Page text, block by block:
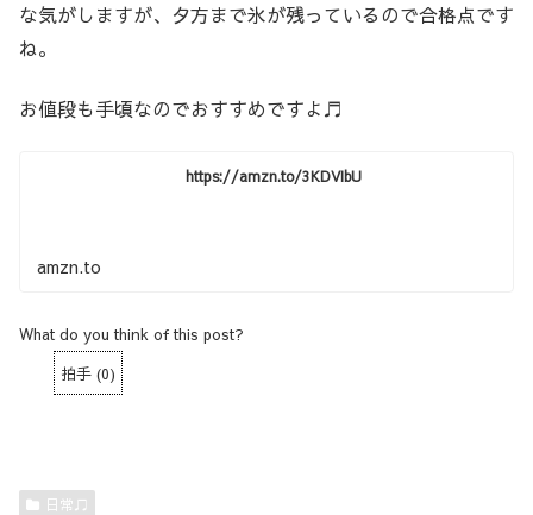
な気がしますが、夕方まで氷が残っているので合格点です
ね。
お値段も手頃なのでおすすめですよ♬
https://amzn.to/3KDVIbU
amzn.to
What do you think of this post?
拍手 (0)
日常♫